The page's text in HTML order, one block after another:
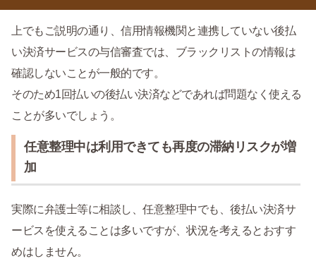
上でもご説明の通り、信用情報機関と連携していない後払
い決済サービスの与信審査では、ブラックリストの情報は
確認しないことが一般的です。
そのため1回払いの後払い決済などであれば問題なく使える
ことが多いでしょう。
任意整理中は利用できても再度の滞納リスクが増
加
実際に弁護士等に相談し、任意整理中でも、後払い決済サ
ービスを使えることは多いですが、状況を考えるとおすす
めはしません。